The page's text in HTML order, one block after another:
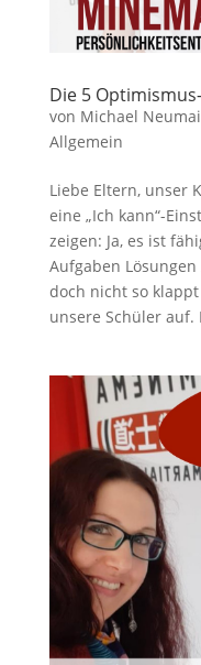
Die 5
von Michael
Allgemein
Liebe Eltern, unser
eine „Ich kann“-
zeigen: Ja, es ist
Aufgaben
doch nicht so
unsere Schüler auf.